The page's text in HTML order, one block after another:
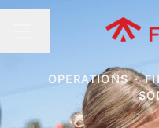
OPERATIONS ·